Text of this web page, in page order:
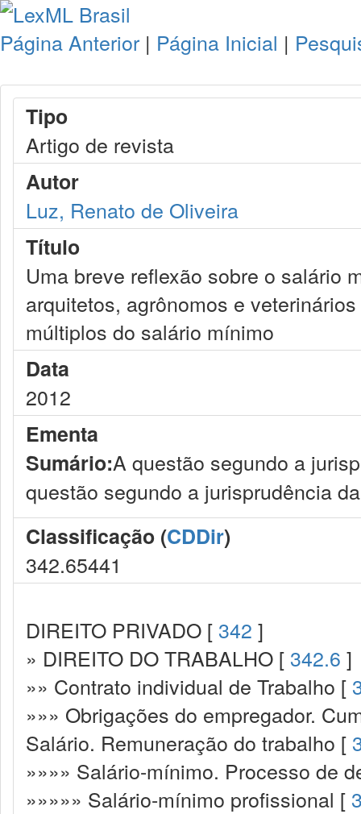
Página Anterior | Página Inicial |
Tipo
Artigo de revista
Autor
Luz, Renato de Oliveira
Título
Uma breve reflexão sobre o salário
arquitetos, agrônomos e
múltiplos do salário mínimo
Data
2012
Ementa
Sumário:A questão segundo a
questão segundo a jurisprudência
Classificação (CDDir)
342.65441
DIREITO PRIVADO [ 342 ]
» DIREITO DO TRABALHO [ 342.6 ]
»» Contrato individual de Trabalho [
»»» Obrigações do empregador.
Salário. Remuneração do trabalho [
»»»» Salário-mínimo. Processo de
»»»»» Salário-mínimo profissional [